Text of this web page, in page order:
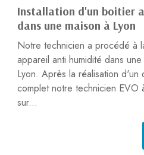
Installation d'un boitier
dans une maison à Lyon
Notre technicien a procédé à
appareil anti humidité dans
Lyon. Après la réalisation d'un
complet notre technicien EVO
sur...